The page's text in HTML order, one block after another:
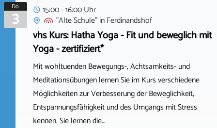
Do.
3
15:00 - 16:00 Uhr
"Alte Schule"inFerdinandshof
vhs Kurs: Hatha Yoga - Fit und beweglich mit
Yoga - zertifiziert*
Mit wohltuenden Bewegungs-, Achtsamkeits- und
Meditationsübungen lernen Sie im Kurs verschiedene
Möglichkeiten zur Verbesserung der Beweglichkeit,
Entspannungsfähigkeit und des Umgangs mit Stress
kennen. Sie lernen die…